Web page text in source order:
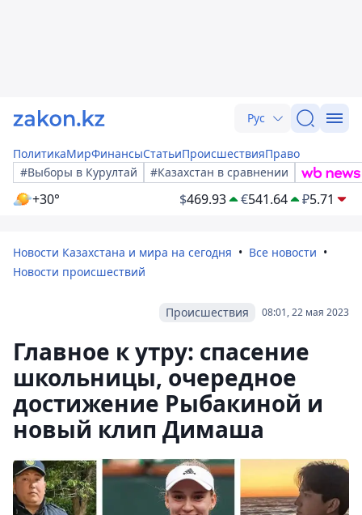
Рус
ПолитикаМирФинансыСтатьиПроисшествияПраво
#Выборы в Курултай
#Казахстан в сравнении
+30° $469.93 €541.64 ₽5.71
Новости Казахстана и мира на сегодня
Все новости
Новости происшествий
08:01, 22 мая 2023
Происшествия
Главное к утру: спасение
школьницы, очередное
достижение Рыбакиной и
новый клип Димаша